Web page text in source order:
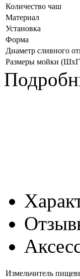
Количество чаш
Материал
Установка
Форма
Диаметр сливного
Размеры мойки
Измельчитель